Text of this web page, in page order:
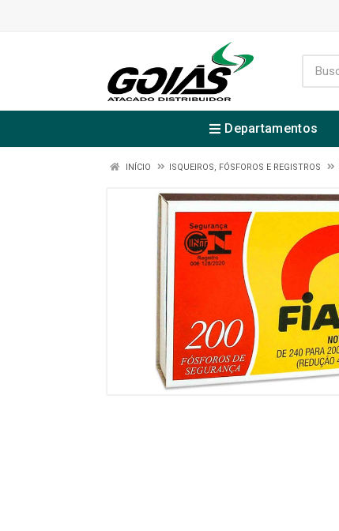
Departamentos
INÍCIO ISQUEIROS, FÓSFOROS E REGISTROS